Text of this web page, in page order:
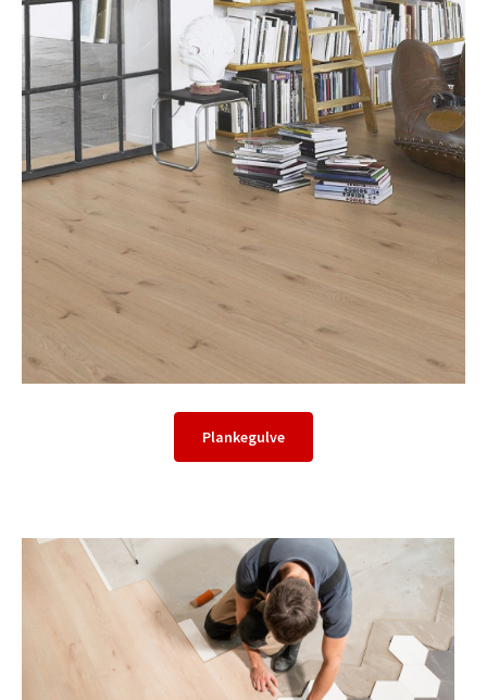
Plankegulve